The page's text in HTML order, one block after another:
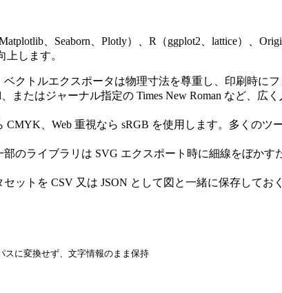
、Seaborn、Plotly） R（ggplot2、lattice）
します。
ベクトルエクスポータは物理寸法を尊重し、印刷時に
、またはジャーナル指定の Times New Roman など、
CMYK 、Web 重視なら sRGB を使用します。多くのツ
部のライブラリは SVG エクスポート時に細線をぼか
セットを CSV 又は JSON として図と一緒に保存して
換せず、文字情報のまま保持